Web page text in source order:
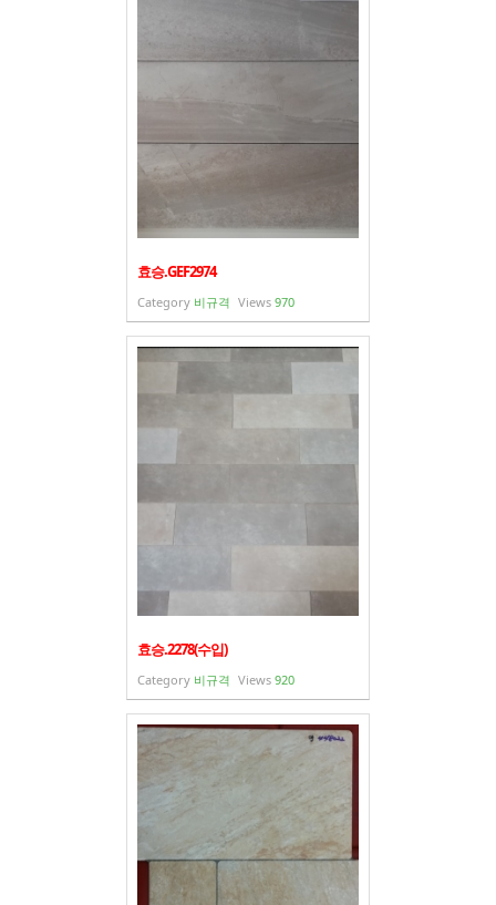
효승.GEF2974
Category 비규격 Views 970
효승.2278(수입)
Category 비규격 Views 920